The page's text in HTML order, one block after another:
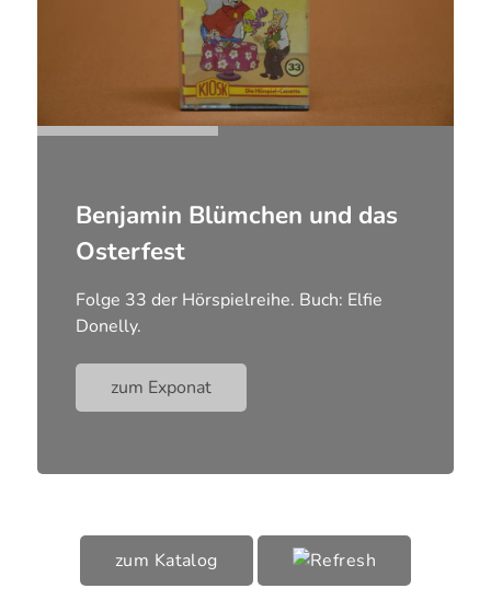
Benjamin Blümchen und das
Osterfest
Folge 33 der Hörspielreihe. Buch: Elfie
Donelly.
zum Exponat
zum Katalog